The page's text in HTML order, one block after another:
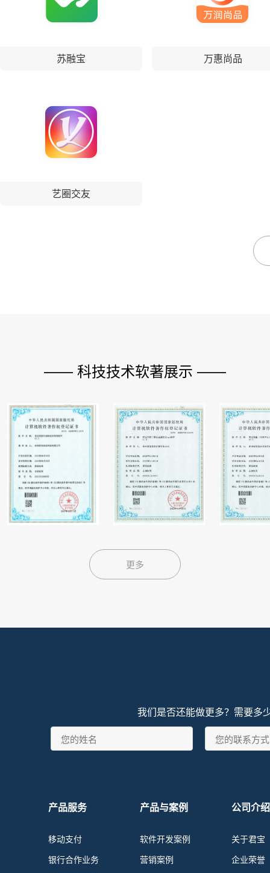
苏融宝 万惠尚品
艺圈交友
—— 科技技术软著展示 ——
更多
我们是否还能做更多？需要多
产品服务
移动支付
银行合作业务
产品与案例
软件开发案例
营销案例
公司介绍
关于君宝
企业荣誉